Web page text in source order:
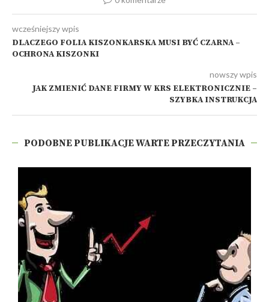
wcześniejszy wpis
DLACZEGO FOLIA KISZONKARSKA MUSI BYĆ CZARNA –
OCHRONA KISZONKI
nowszy wpis
JAK ZMIENIĆ DANE FIRMY W KRS ELEKTRONICZNIE –
SZYBKA INSTRUKCJA
PODOBNE PUBLIKACJE WARTE PRZECZYTANIA